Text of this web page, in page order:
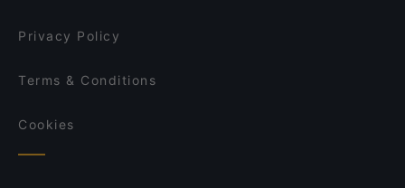
Magno
Privacy Policy
Terms & Conditions
Cookies